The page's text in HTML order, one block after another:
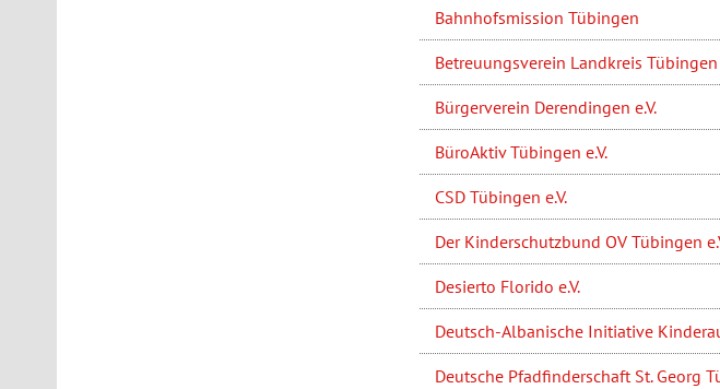
Bahnhofsmission Tübingen
Betreuungsverein Landkreis Tübingen
Bürgerverein Derendingen e.V.
BüroAktiv Tübingen e.V.
CSD Tübingen e.V.
Der Kinderschutzbund OV Tübingen
Desierto Florido e.V.
Deutsch-Albanische Initiative
Deutsche Pfadfinderschaft St. Georg